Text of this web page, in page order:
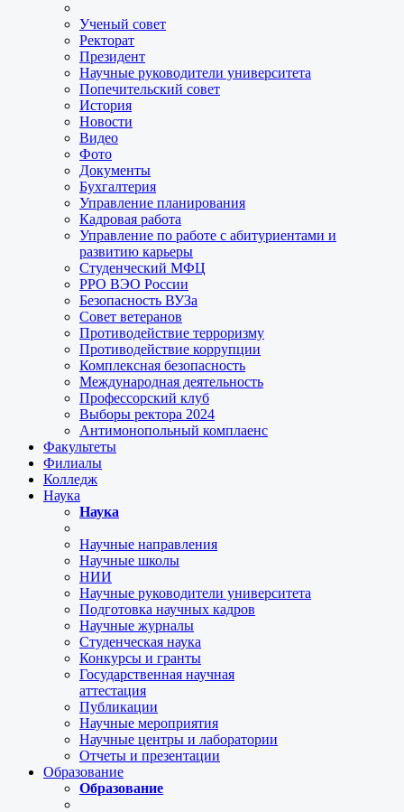
Ученый совет
Ректорат
Президент
Научные руководители университета
Попечительский совет
История
Новости
Видео
Фото
Документы
Бухгалтерия
Управление планирования
Кадровая работа
Управление по работе с абитуриентами и
развитию карьеры
Студенческий МФЦ
РРО ВЭО России
Безопасность ВУЗа
Совет ветеранов
Противодействие терроризму
Противодействие коррупции
Комплексная безопасность
Международная деятельность
Профессорский клуб
Выборы ректора 2024
Антимонопольный комплаенс
Факультеты
Филиалы
Колледж
Наука
Наука
Научные направления
Научные школы
НИИ
Научные руководители университета
Подготовка научных кадров
Научные журналы
Студенческая наука
Конкурсы и гранты
Государственная научная
аттестация
Публикации
Научные мероприятия
Научные центры и лаборатории
Отчеты и презентации
Образование
Образование